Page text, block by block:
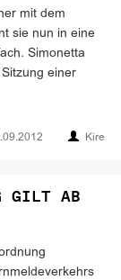
mit dem
sie nun in eine
Simonetta
einer
Kire
GILT AB